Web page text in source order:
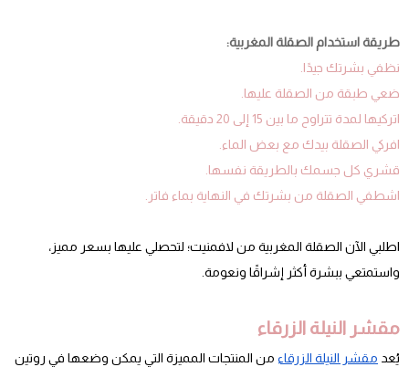
طريقة استخدام الصقلة المغربية:
نظفي بشرتك جيدًا.
ضعي طبقة من الصقلة عليها.
اتركيها لمدة تتراوح ما بين 15 إلى 20 دقيقة.
افركي الصقلة بيدك مع بعض الماء.
قشري كل جسمك بالطريقة نفسها.
اشطفي الصقلة من بشرتك في النهاية بماء فاتر.
اطلبي الآن الصقلة المغربية من لافمنيت؛ لتحصلي عليها بسعر مميز،
واستمتعي ببشرة أكثر إشراقًا ونعومة.
مقشر النيلة الزرقاء
يُعد مقشر النيلة الزرقاء من المنتجات المميزة التي يمكن وضعها في روتين